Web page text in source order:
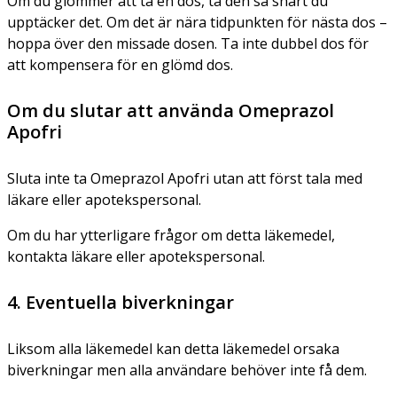
upptäcker det. Om det är nära tidpunkten för nästa dos –
hoppa över den missade dosen. Ta inte dubbel dos för
att kompensera för en glömd dos.
Om du slutar att använda Omeprazol
Apofri
Sluta inte ta Omeprazol Apofri utan att först tala med
läkare eller apotekspersonal.
Om du har ytterligare frågor om detta läkemedel,
kontakta läkare eller apotekspersonal.
4. Eventuella biverkningar
Liksom alla läkemedel kan detta läkemedel orsaka
biverkningar men alla användare behöver inte få dem.